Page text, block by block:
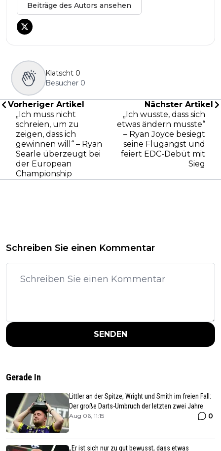
Beiträge des Autors ansehen
Klatscht 0
Besucher 0
Vorheriger Artikel
„Ich muss nicht
schreien, um zu
zeigen, dass ich
gewinnen will“ – Ryan
Searle überzeugt bei
der European
Championship
Nächster Artikel
„Ich wusste, dass sich
etwas ändern musste“
– Ryan Joyce besiegt
seine Flugangst und
feiert EDC-Debüt mit
Sieg
Schreiben Sie einen Kommentar
SENDEN
Gerade In
Littler an der Spitze, Wright und Smith im freien Fall:
Der große Darts-Umbruch der letzten zwei Jahre
Aug 06, 11:15 0
„Er ist sich nur zu gut bewusst, dass etwas